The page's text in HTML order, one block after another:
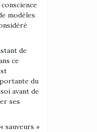
modèles
de
ce
du
avant de
ses
sauveurs »